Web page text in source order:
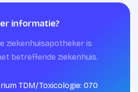
informatie?
ziekenhuisapotheker is
betreffende ziekenhuis.
TDM/Toxicologie: 070